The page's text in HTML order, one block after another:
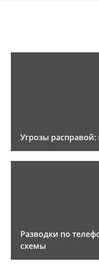
Угрозы расправой:
Разводки по
схемы